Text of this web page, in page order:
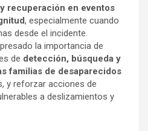
recuperación en eventos
, especialmente cuando
desde el incidente.
la importancia de
de detección, búsqueda y
familias de desaparecidos
y reforzar acciones de
a deslizamientos y